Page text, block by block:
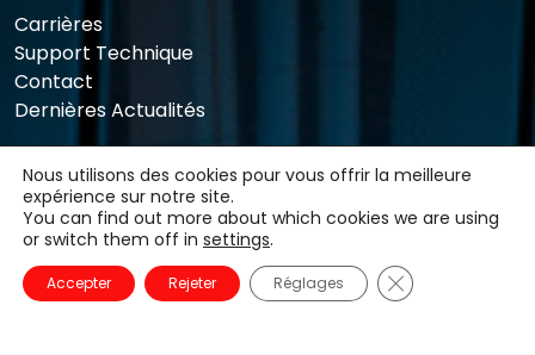
Carrières
Support Technique
Contact
Dernières Actualités
Nous utilisons des cookies pour vous offrir la meilleure
expérience sur notre site.
You can find out more about which cookies we are using
or switch them off in settings.
Accepter Rejeter Réglages Fermer la